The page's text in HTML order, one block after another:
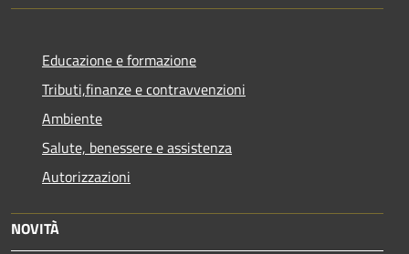
Educazione e formazione
Tributi,finanze e contravvenzioni
Ambiente
Salute, benessere e assistenza
Autorizzazioni
NOVITÀ